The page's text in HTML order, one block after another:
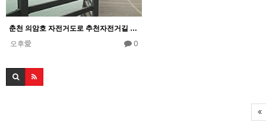
춘천 의암호 자전거도로 추천자전거길 동영상(예쁜 자전거길)
오후愛
0